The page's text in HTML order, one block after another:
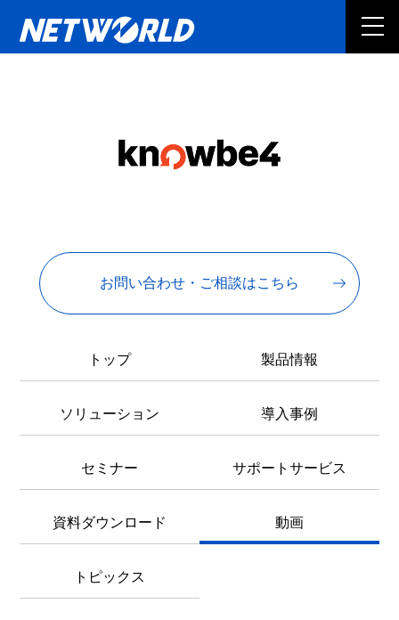
お問い合わせ・ご相談はこちら
トップ 製品情報
ソリューション 導入事例
セミナー サポートサービス
資料ダウンロード 動画
トピックス